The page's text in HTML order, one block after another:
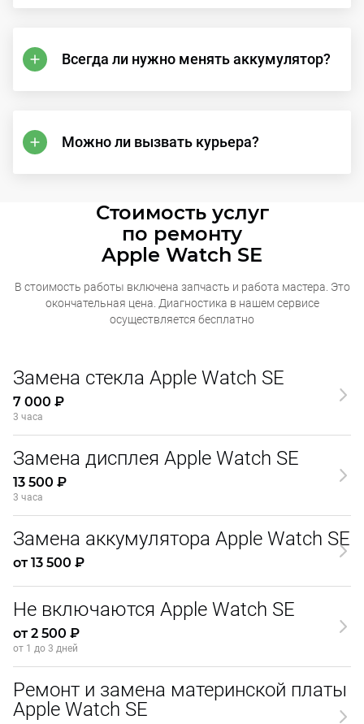
Всегда ли нужно менять аккумулятор?
Можно ли вызвать курьера?
Стоимость услуг
по ремонту
Apple Watch SE
В стоимость работы включена запчасть и работа мастера. Это
окончательная цена. Диагностика в нашем сервисе
осуществляется бесплатно
Замена стекла Apple Watch SE
7 000 ₽
3 часа
Замена дисплея Apple Watch SE
13 500 ₽
3 часа
Замена аккумулятора Apple Watch SE
от 13 500 ₽
Не включаются Apple Watch SE
от 2 500 ₽
от 1 до 3 дней
Ремонт и замена материнской платы
Apple Watch SE